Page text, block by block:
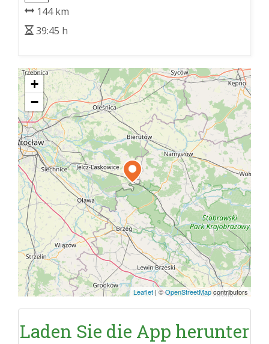
Oławskie, dw. kol.
144 km
39:45 h
+
−
Leaflet | ©OpenStreetMapcontributors
Laden Sie die App herunter